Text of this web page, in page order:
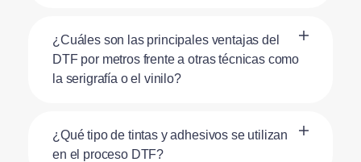
¿Cuáles son las principales ventajas del
DTF por metros frente a otras técnicas como
la serigrafía o el vinilo?
¿Qué tipo de tintas y adhesivos se utilizan
en el proceso DTF?